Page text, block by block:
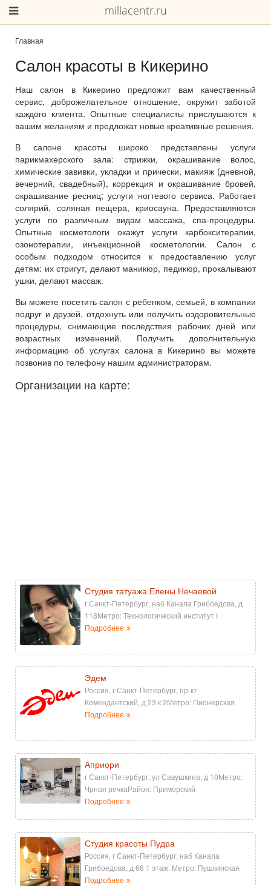
millacentr.ru
Главная
Салон красоты в Кикерино
Наш салон в Кикерино предложит вам качественный
сервис, доброжелательное отношение, окружит заботой
каждого клиента. Опытные специалисты прислушаются к
вашим желаниям и предложат новые креативные решения.
В салоне красоты широко представлены услуги
парикмахерского зала: стрижки, окрашивание волос,
химические завивки, укладки и прически, макияж (дневной,
вечерний, свадебный), коррекция и окрашивание бровей,
окрашивание ресниц; услуги ногтевого сервиса. Работает
солярий, соляная пещера, криосауна. Предоставляются
услуги по различным видам массажа, спа-процедуры.
Опытные косметологи окажут услуги карбокситерапии,
озонотерапии, инъекционной косметологии. Салон с
особым подходом относится к предоставлению услуг
детям: их стригут, делают маникюр, педикюр, прокалывают
ушки, делают массаж.
Вы можете посетить салон с ребенком, семьей, в компании
подруг и друзей, отдохнуть или получить оздоровительные
процедуры, снимающие последствия рабочих дней или
возрастных изменений. Получить дополнительную
информацию об услугах салона в Кикерино вы можете
позвонив по телефону нашим администраторам.
Организации на карте:
Студия татуажа Елены Нечаевой
г Санкт-Петербург, наб Канала Грибоедова, д
118Метро: Технологический институт I
Подробнее
Эдем
Россия, г Санкт-Петербург, пр-кт
Комендантский, д 23 к 2Метро: Пионерская
Подробнее
Априори
г Санкт-Петербург, ул Савушкина, д 10Метро:
Чрная речкаРайон: Приморский
Подробнее
Студия красоты Пудра
Россия, г Санкт-Петербург, наб Канала
Грибоедова, д 66 1 этаж. Метро: Пушкинская
Подробнее